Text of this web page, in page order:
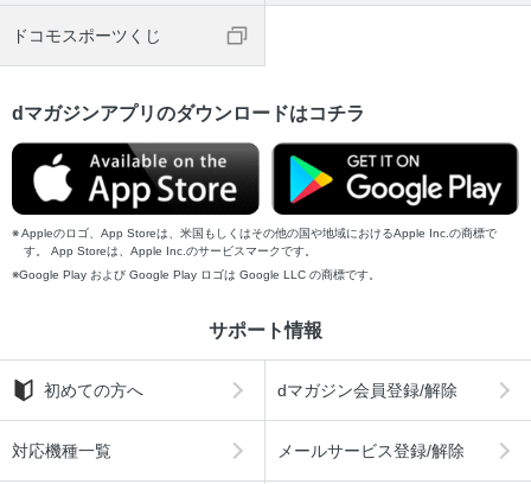
ドコモスポーツくじ
dマガジンアプリのダウンロードはコチラ
Appleのロゴ、App Storeは、米国もしくはその他の国や地域におけるApple Inc.の商標で
す。 App Storeは、Apple Inc.のサービスマークです。
Google Play および Google Play ロゴは Google LLC の商標です。
サポート情報
初めての方へ dマガジン会員登録/解除
対応機種一覧 メールサービス登録/解除